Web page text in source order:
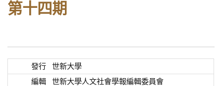
第十四期
發行
世新大學
編輯
世新大學人文社會學報編輯委員會